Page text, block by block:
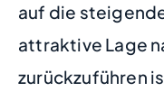
auf die
attraktive Lage
zurückzuführen